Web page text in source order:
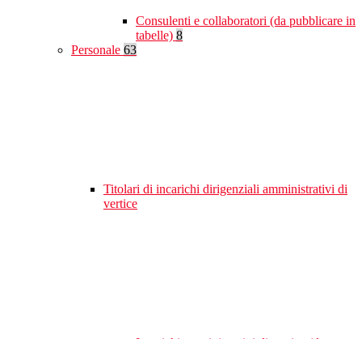
Consulenti e collaboratori (da pubblicare in
tabelle) 8
Personale 63
Titolari di incarichi dirigenziali amministrativi di
vertice